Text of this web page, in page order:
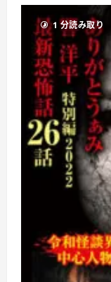
の
怪
談
厳
怪
談
師
た
ち
が
え
た
恐
怖
話
34
話
に
つ
い
て
さ
ら
に
読
む
1 分読み取り